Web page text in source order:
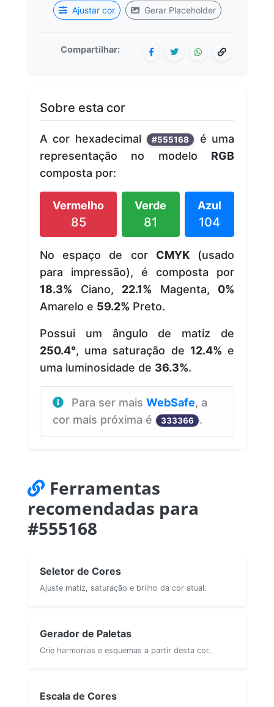
Ajustar cor Gerar Placeholder
Compartilhar:
Sobre esta cor
A cor hexadecimal #555168
é uma
representação no modelo RGB
composta por:
Vermelho
85
Verde
81
Azul
104
No espaço de cor CMYK(usado
para impressão), é composta por
18.3% Ciano, 22.1% Magenta, 0%
Amarelo e 59.2% Preto.
Possui um ângulo de matiz de
250.4°, uma saturação de 12.4% e
uma luminosidade de 36.3%.
Para ser mais WebSafe, a
cor mais próxima é
333366 .
Ferramentas
recomendadas para
#555168
Seletor de Cores
Ajuste matiz, saturação e brilho da cor atual.
Gerador de Paletas
Crie harmonias e esquemas a partir desta cor.
Escala de Cores